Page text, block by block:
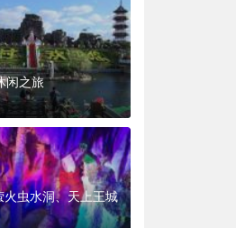
闲之旅
虫水洞、天上王城